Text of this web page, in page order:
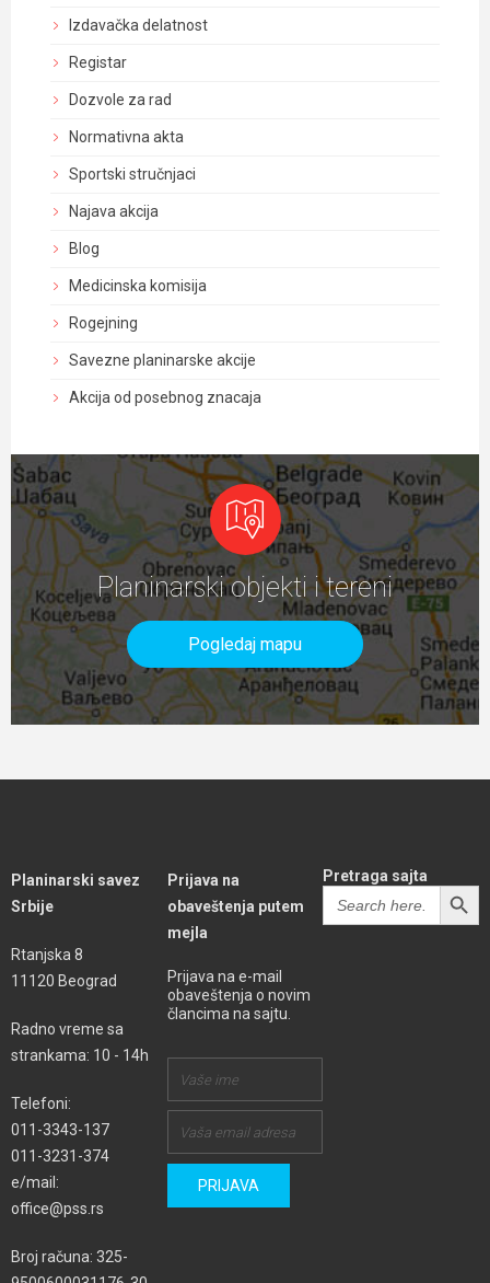
Izdavačka delatnost
Registar
Dozvole za rad
Normativna akta
Sportski stručnjaci
Najava akcija
Blog
Medicinska komisija
Rogejning
Savezne planinarske akcije
Akcija od posebnog znacaja
Planinarski objekti i tereni
Pogledaj mapu
Planinarski savez
Srbije
Rtanjska 8
11120 Beograd
Radno vreme sa
strankama: 10 - 14h
Telefoni:
011-3343-137
011-3231-374
e/mail:
office@pss.rs
Broj računa: 325-
Prijava na
obaveštenja putem
mejla
Prijava na e-mail
obaveštenja o novim
člancima na sajtu.
Pretraga sajta
Search
for:
SEARCH